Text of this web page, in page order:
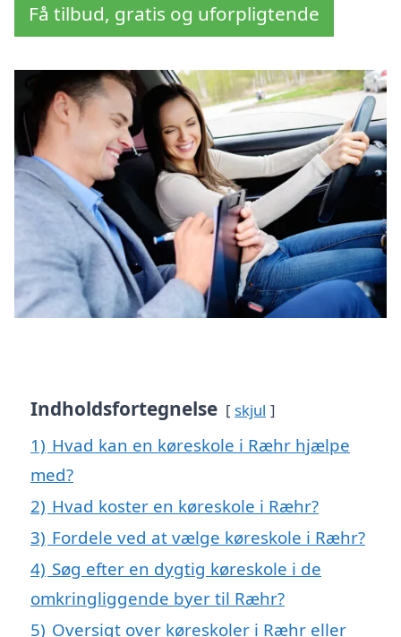
Få tilbud, gratis og uforpligtende
Indholdsfortegnelse skjul
1) Hvad kan en køreskole i Ræhr hjælpe
med?
2) Hvad koster en køreskole i Ræhr?
3) Fordele ved at vælge køreskole i Ræhr?
4) Søg efter en dygtig køreskole i de
omkringliggende byer til Ræhr?
5) Oversigt over køreskoler i Ræhr eller